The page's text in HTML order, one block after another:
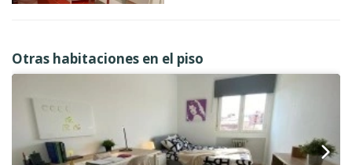
Otras habitaciones en el piso